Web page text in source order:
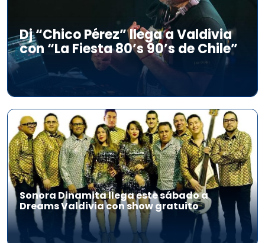
Dj “Chico Pérez” llega a Valdivia
con “La Fiesta 80’s 90’s de Chile”
Sonora Dinamita llega este sábado a
Dreams Valdivia con show gratuito